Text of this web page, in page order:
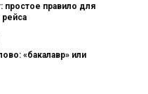
простое правило для
рейса
«бакалавр» или